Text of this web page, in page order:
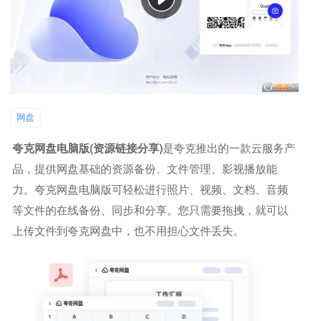
网盘
夸克网盘电脑版(资源链接分享)是夸克推出的一款云服务产
品，提供网盘基础的资源备份、文件管理、影视播放能
力。夸克网盘电脑版可轻松进行照片、视频、文档、音频
等文件的在线备份、同步和分享。您只需要拖拽，就可以
上传文件到夸克网盘中，也不用担心文件丢失。